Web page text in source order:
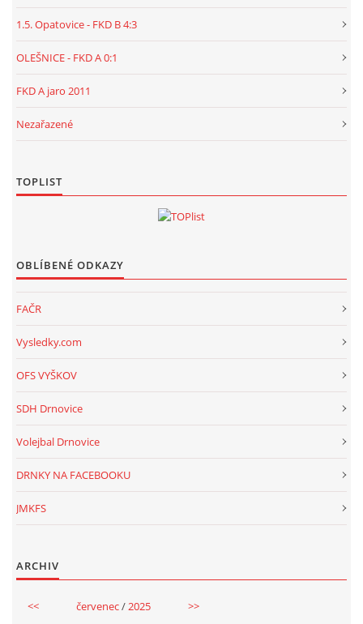
1.5. Opatovice - FKD B 4:3
OLEŠNICE - FKD A 0:1
FKD A jaro 2011
Nezařazené
TOPLIST
OBLÍBENÉ ODKAZY
FAČR
Vysledky.com
OFS VYŠKOV
SDH Drnovice
Volejbal Drnovice
DRNKY NA FACEBOOKU
JMKFS
ARCHIV
<< červenec/2025 >>